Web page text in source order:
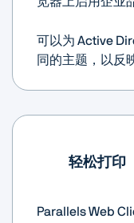
可以为 Active
同的主题，以反
轻松打印
Parallels Web